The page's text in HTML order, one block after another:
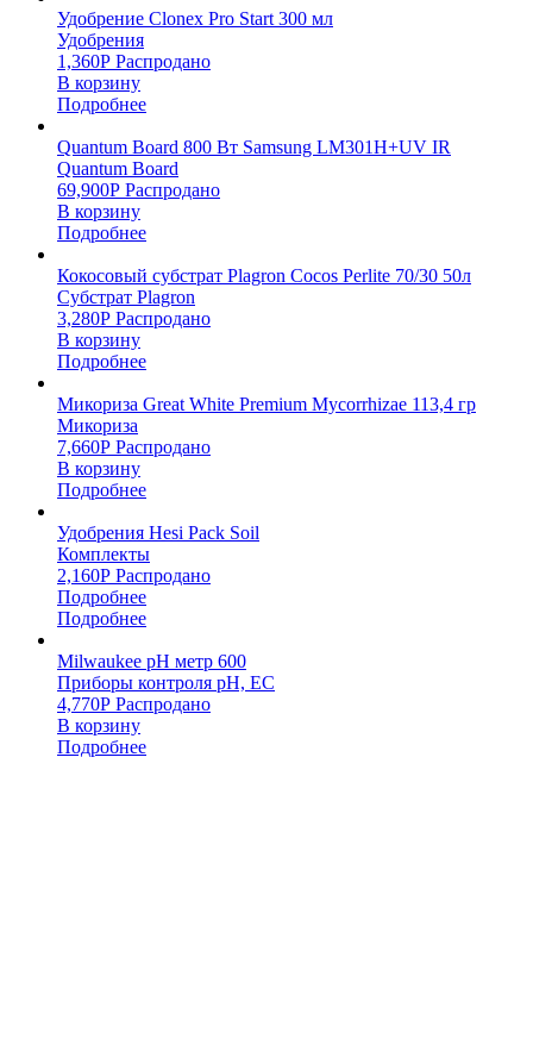
Удобрение Clonex Pro Start 300 мл
Удобрения
1,360Р Распродано
В корзину
Подробнее
Quantum Board 800 Вт Samsung LM301H+UV IR
Quantum Board
69,900Р Распродано
В корзину
Подробнее
Кокосовый субстрат Plagron Cocos Perlite 70/30 50л
Субстрат Plagron
3,280Р Распродано
В корзину
Подробнее
Микориза Great White Premium Mycorrhizae 113,4 гр
Микориза
7,660Р Распродано
В корзину
Подробнее
Удобрения Hesi Pack Soil
Комплекты
2,160Р Распродано
Подробнее
Подробнее
Milwaukee pH метр 600
Приборы контроля pH, EC
4,770Р Распродано
В корзину
Подробнее